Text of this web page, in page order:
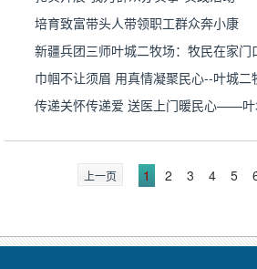
培育致富带头人带领职工群众奔小康
新疆兵团三师叶城二牧场：牧民在家门
传递关怀传递爱 送医上门暖民心——叶
上一页 1 2 3 4 5